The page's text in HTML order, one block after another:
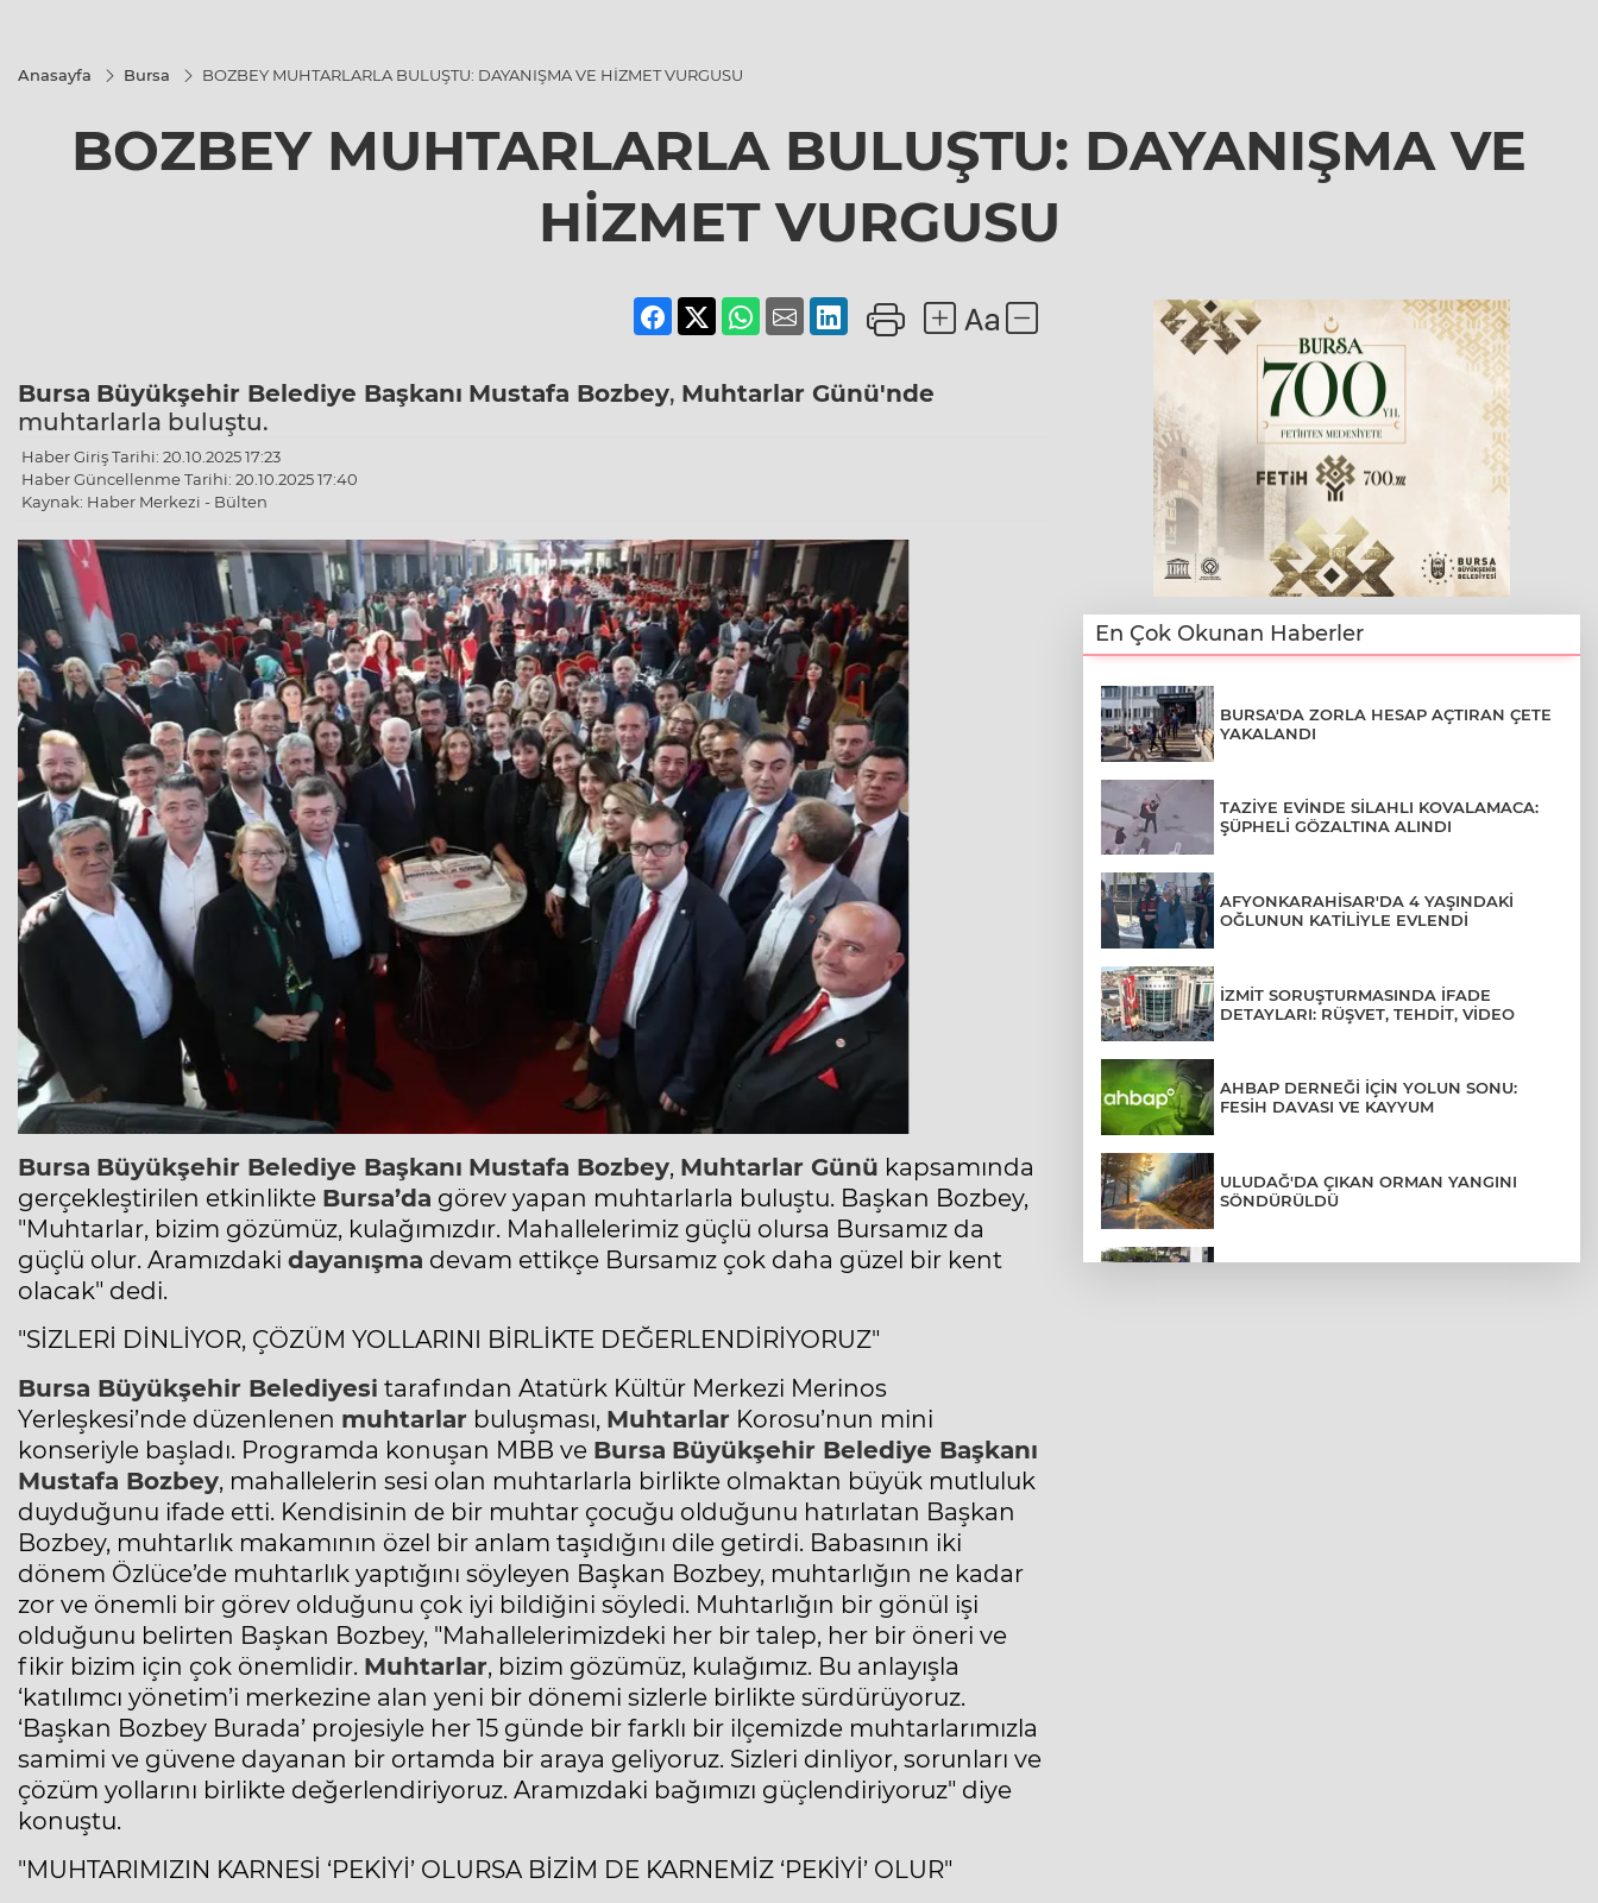
Anasayfa Bursa BOZBEY MUHTARLARLA BULUŞTU: DAYANIŞMA VE HİZMET VURGUSU
BOZBEY MUHTARLARLA BULUŞTU: DAYANIŞMA VE
HİZMET VURGUSU
Bursa Büyükşehir Belediye Başkanı Mustafa Bozbey, Muhtarlar Günü'nde
muhtarlarla buluştu.
Haber Giriş Tarihi: 20.10.2025 17:23
Haber Güncellenme Tarihi: 20.10.2025 17:40
Kaynak: Haber Merkezi - Bülten
Bursa Büyükşehir Belediye Başkanı Mustafa Bozbey, Muhtarlar Günü kapsamında
gerçekleştirilen etkinlikte Bursa’da görev yapan muhtarlarla buluştu. Başkan Bozbey,
"Muhtarlar, bizim gözümüz, kulağımızdır. Mahallelerimiz güçlü olursa Bursamız da
güçlü olur. Aramızdaki dayanışma devam ettikçe Bursamız çok daha güzel bir kent
olacak" dedi.
"SİZLERİ DİNLİYOR, ÇÖZÜM YOLLARINI BİRLİKTE DEĞERLENDİRİYORUZ"
Bursa Büyükşehir Belediyesi tarafından Atatürk Kültür Merkezi Merinos
Yerleşkesi’nde düzenlenen muhtarlar buluşması, Muhtarlar Korosu’nun mini
konseriyle başladı. Programda konuşan MBB ve Bursa Büyükşehir Belediye Başkanı
Mustafa Bozbey, mahallelerin sesi olan muhtarlarla birlikte olmaktan büyük mutluluk
duyduğunu ifade etti. Kendisinin de bir muhtar çocuğu olduğunu hatırlatan Başkan
Bozbey, muhtarlık makamının özel bir anlam taşıdığını dile getirdi. Babasının iki
dönem Özlüce’de muhtarlık yaptığını söyleyen Başkan Bozbey, muhtarlığın ne kadar
zor ve önemli bir görev olduğunu çok iyi bildiğini söyledi. Muhtarlığın bir gönül işi
olduğunu belirten Başkan Bozbey, "Mahallelerimizdeki her bir talep, her bir öneri ve
fikir bizim için çok önemlidir. Muhtarlar, bizim gözümüz, kulağımız. Bu anlayışla
‘katılımcı yönetim’i merkezine alan yeni bir dönemi sizlerle birlikte sürdürüyoruz.
‘Başkan Bozbey Burada’ projesiyle her 15 günde bir farklı bir ilçemizde muhtarlarımızla
samimi ve güvene dayanan bir ortamda bir araya geliyoruz. Sizleri dinliyor, sorunları ve
çözüm yollarını birlikte değerlendiriyoruz. Aramızdaki bağımızı güçlendiriyoruz" diye
konuştu.
"MUHTARIMIZIN KARNESİ ‘PEKİYİ’ OLURSA BİZİM DE KARNEMİZ ‘PEKİYİ’ OLUR"
En Çok Okunan Haberler
BURSA'DA ZORLA HESAP AÇTIRAN ÇETE
YAKALANDI
TAZİYE EVİNDE SİLAHLI KOVALAMACA:
ŞÜPHELİ GÖZALTINA ALINDI
AFYONKARAHİSAR'DA 4 YAŞINDAKİ
OĞLUNUN KATİLİYLE EVLENDİ
İZMİT SORUŞTURMASINDA İFADE
DETAYLARI: RÜŞVET, TEHDİT, VİDEO
AHBAP DERNEĞİ İÇİN YOLUN SONU:
FESİH DAVASI VE KAYYUM
ULUDAĞ'DA ÇIKAN ORMAN YANGINI
SÖNDÜRÜLDÜ